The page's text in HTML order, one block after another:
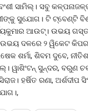
ସାମିଲ୍। ସବୁ
ସୁଯୋଗ। ଟି ଟ୍ବେଣ୍ଟି
ଆଉଟ୍‌। ଉଭୟ
ଦଳରେ ୨ ୱିକେଟ
ଶର୍ମା, ଶିବମ ଦୁବେ,
ୱାଶିଂଟନ୍ ସୁନ୍ଦର, ବରୁଣ
ହର୍ଷିତ ରଣା, ଅର୍ଶଦୀପ